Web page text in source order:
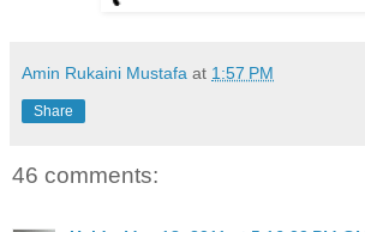
Amin Rukaini Mustafa at 1:57 PM
Share
46 comments: